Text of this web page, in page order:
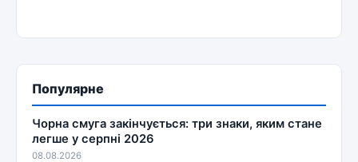
Популярне
Чорна смуга закінчується: три знаки, яким стане
легше у серпні 2026
08.08.2026